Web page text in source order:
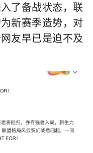
了备战状态，联
新赛季造势，对
友早已是迫不及